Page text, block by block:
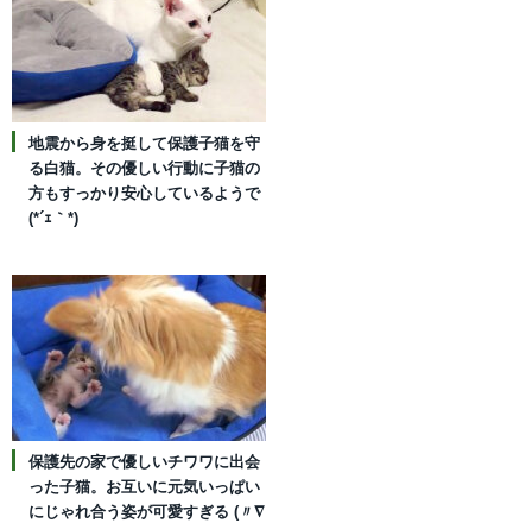
地震から身を挺して保護子猫を守
る白猫。その優しい行動に子猫の
方もすっかり安心しているようで
(*´ｪ｀*)
保護先の家で優しいチワワに出会
った子猫。お互いに元気いっぱい
にじゃれ合う姿が可愛すぎる (〃∇